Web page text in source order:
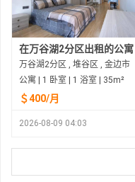
在万谷湖2分区出租的公寓
万谷湖2分区 , 堆谷区 , 金边市
公寓 | 1 卧室 | 1 浴室 | 35m²
＄400/月
2026-08-09 04:03